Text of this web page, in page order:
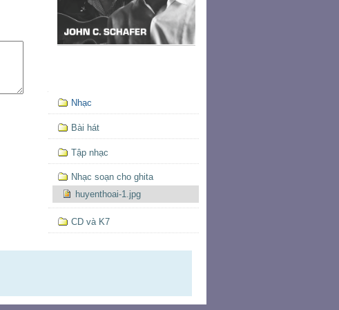
Mục
định
hướng
Nhạc
Bài hát
Tập nhạc
Nhạc soạn cho ghita
huyenthoai-1.jpg
CD và K7